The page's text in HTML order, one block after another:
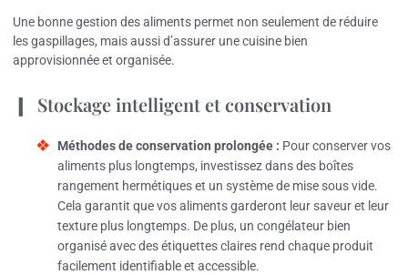
Une bonne gestion des aliments permet non seulement de réduire
les gaspillages, mais aussi d’assurer une cuisine bien
approvisionnée et organisée.
Stockage intelligent et conservation
Méthodes de conservation prolongée : Pour conserver vos
aliments plus longtemps, investissez dans des boîtes
rangement hermétiques et un système de mise sous vide.
Cela garantit que vos aliments garderont leur saveur et leur
texture plus longtemps. De plus, un congélateur bien
organisé avec des étiquettes claires rend chaque produit
facilement identifiable et accessible.